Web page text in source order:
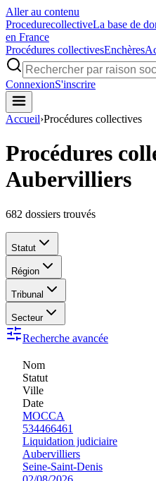
Aller au contenu
ProcedurecollectiveLa base de
en France
Procédures collectivesEnchères
ConnexionS'inscrire
Accueil›Procédures collectives
Procédures
Aubervilliers
682 dossiers trouvés
Statut
Région
Tribunal
Secteur
Recherche avancée
Nom
Statut
Ville
Date
MOCCA
534466461
Liquidation judiciaire
Aubervilliers
Seine-Saint-Denis